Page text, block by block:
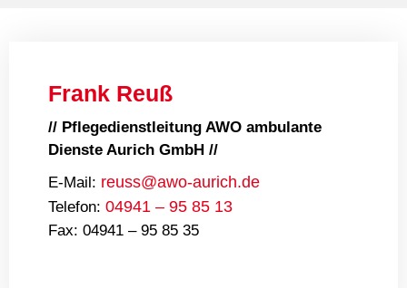
Frank Reuß
// Pflegedienstleitung AWO ambulante
Dienste Aurich GmbH //
E-Mail: reuss@awo-aurich.de
Telefon: 04941 – 95 85 13
Fax: 04941 – 95 85 35